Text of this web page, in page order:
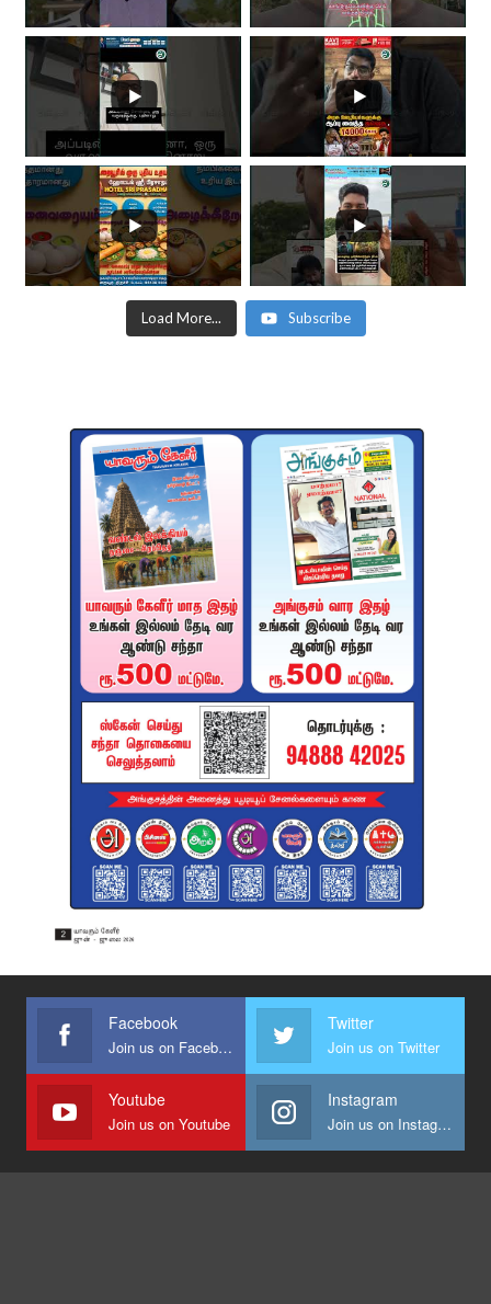
Load More... Subscribe
Facebook
Join us on Facebook
Twitter
Join us on Twitter
Youtube
Join us on Youtube
Instagram
Join us on Instagram